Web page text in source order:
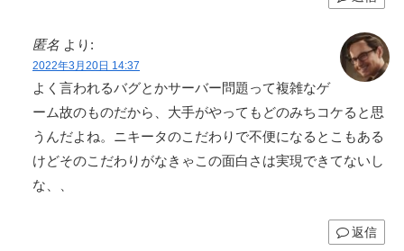
匿名 より:
2022年3月20日 14:37
よく言われるバグとかサーバー問題って複雑なゲ
ーム故のものだから、大手がやってもどのみちコケると思
うんだよね。ニキータのこだわりで不便になるとこもある
けどそのこだわりがなきゃこの面白さは実現できてないし
な、、
返信